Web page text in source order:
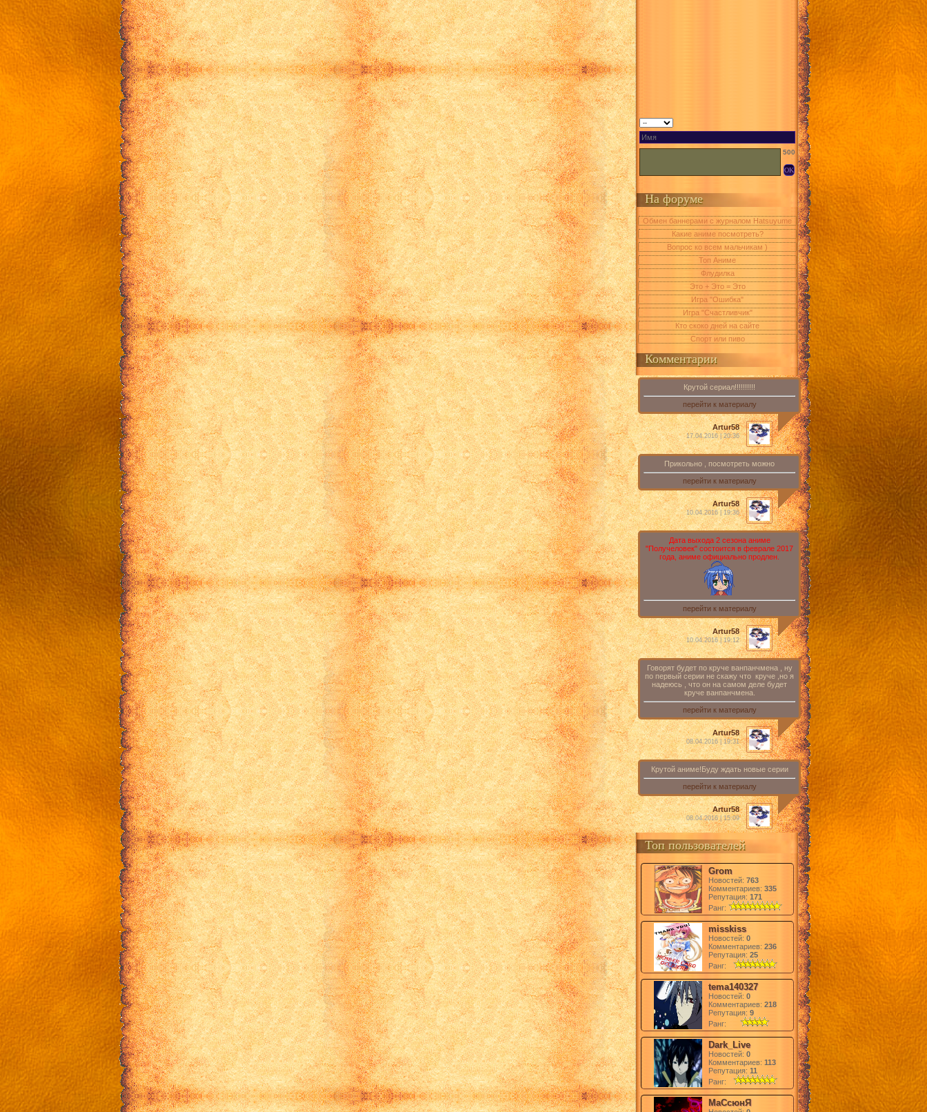
500
На форуме
Обмен баннерами с журналом Hatsuyume
Какие аниме посмотреть?
Вопрос ко всем мальчикам )
Топ Аниме
Флудилка
Это + Это = Это
Игра "Ошибка"
Игра "Счастливчик"
Кто скоко дней на сайте
Спорт или пиво
Комментарии
Крутой сериал!!!!!!!!!!
перейти к материалу
Artur58
17.04.2016 | 20:36
Прикольно , посмотреть можно
перейти к материалу
Artur58
10.04.2016 | 19:36
Дата выхода 2 сезона аниме
"Получеловек" состоится в феврале 2017
года, аниме официально продлен.
перейти к материалу
Artur58
10.04.2016 | 19:12
Говорят будет по круче ванпанчмена , ну
по первый серии не скажу что круче ,но я
надеюсь , что он на самом деле будет
круче ванпанчмена.
перейти к материалу
Artur58
08.04.2016 | 19:31
Крутой аниме!Буду ждать новые серии
перейти к материалу
Artur58
08.04.2016 | 15:09
Топ пользователей
Grom
Новостей: 763
Комментариев: 335
Репутация: 171
Ранг:
misskiss
Новостей: 0
Комментариев: 236
Репутация: 25
Ранг:
tema140327
Новостей: 0
Комментариев: 218
Репутация: 9
Ранг:
Dark_Live
Новостей: 0
Комментариев: 113
Репутация: 11
Ранг:
МаСсюнЯ